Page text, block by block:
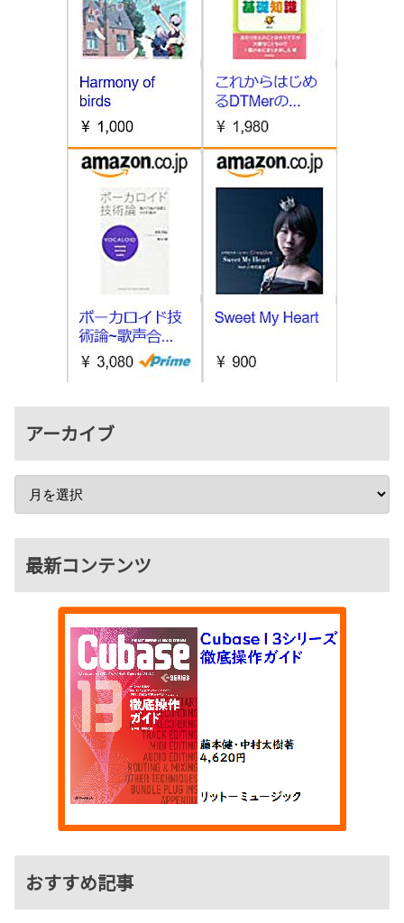
アーカイブ
最新コンテンツ
おすすめ記事